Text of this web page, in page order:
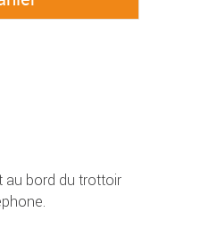
au bord du trottoir